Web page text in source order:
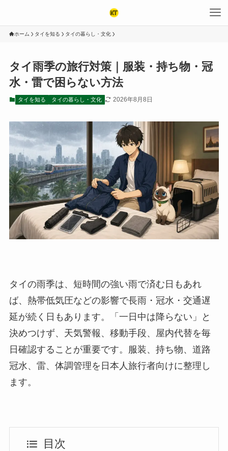
ホーム タイを知る タイの暮らし・文化
タイ雨季の旅行対策｜服装・持ち物・冠
水・雷で困らない方法
タイを知る タイの暮らし・文化 2026年8月8日
タイの雨季は、短時間の強い雨で済む日もあれ
ば、熱帯低気圧などの影響で長雨・冠水・交通遅
延が続く日もあります。「一日中は降らない」と
決めつけず、天気警報、移動手段、屋内代替を毎
日確認することが重要です。服装、持ち物、道路
冠水、雷、体調管理を日本人旅行者向けに整理し
ます。
目次